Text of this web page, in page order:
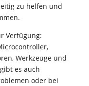
zu helfen und
Verfügung:
Werkzeuge und
es auch
oder bei